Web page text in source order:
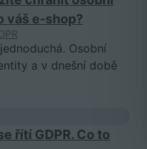
váš e-shop?
Osobní
a v dnešní době
řítí GDPR. Co to